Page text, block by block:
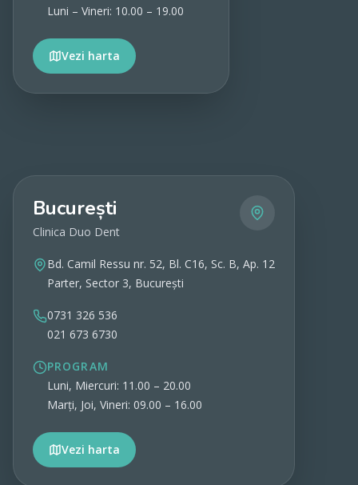
Luni – Vineri: 10.00 – 19.00
Vezi harta
Vezi detalii
București
Clinica Duo Dent
Bd. Camil Ressu nr. 52, Bl. C16, Sc. B, Ap. 12
Parter, Sector 3, București
0731 326 536
021 673 6730
PROGRAM
Luni, Miercuri: 11.00 – 20.00
Marți, Joi, Vineri: 09.00 – 16.00
Vezi harta